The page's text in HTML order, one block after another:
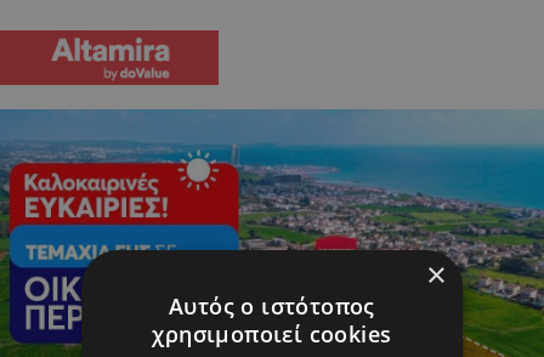
×
Αυτός ο ιστότοπος
χρησιμοποιεί cookies